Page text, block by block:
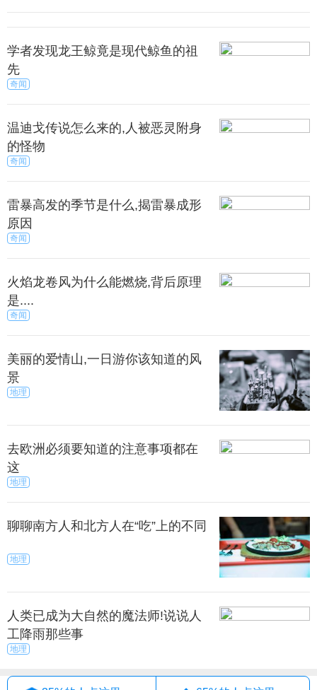
屿——一次浪漫的邂逅
屿位于厦门岛西南隅，与厦门市隔海相望。这里
是四季如春的“海上花园”，没有车马喧嚣，有的是鸟语
花香，和迷人的美景。
还是音乐家的摇篮。漫步在各个角落的小道上，
不时传来美妙的钢琴声，或者小提琴、吉他声。合着
海浪的节拍，优美动人。这里有一种面朝大海，春暖
花开的小资情调。听着美妙的音乐，欣赏着绚丽的风
景，也许还会经历一次浪漫的邂逅。
——最美的乡村
为江西上饶市下属县城，位于江西省东北部、上
饶市北部，是古徽州六县之一，也是徽州文化的发祥
地之一。
是“中国最美的乡村”。古意盎然的民居、石径、廊
桥，青山绿水环绕其间，全然剔透着一派水墨丹青的
韵味。3-4月间梯田上黄灿灿的油菜花，村中雪白的梨
一个人的江南烟雨
像林俊杰歌中唱的那样，把梦埋在江南烟雨中
吗？带上行李，去西塘吧！
自己，在烟雨长廊下，看一场江南烟雨，听一次
学者发现龙王鲸竟是现代鲸鱼的祖
先
奇闻
温迪戈传说怎么来的,人被恶灵附身
的怪物
奇闻
雷暴高发的季节是什么,揭雷暴成形
原因
奇闻
火焰龙卷风为什么能燃烧,背后原理
是....
奇闻
美丽的爱情山,一日游你该知道的风
景
地理
去欧洲必须要知道的注意事项都在
这
地理
聊聊南方人和北方人在“吃”上的不同
地理
人类已成为大自然的魔法师!说说人
工降雨那些事
地理